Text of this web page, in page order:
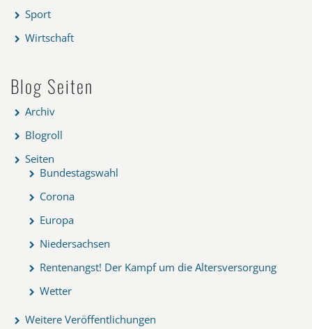
Sport
Wirtschaft
Blog Seiten
Archiv
Blogroll
Seiten
Bundestagswahl
Corona
Europa
Niedersachsen
Rentenangst! Der Kampf um die Altersversorgung
Wetter
Weitere Veröffentlichungen